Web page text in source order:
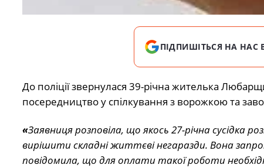
ПІДПИШІТЬСЯ НА НАС В
До поліції звернулася 39-річна жителька
посередництво у спілкування з ворожкою та
«Заявниця розповіла, що якось 27-річна сусідка
вирішити складні життєві негаразди. Вона
повідомила, що для оплати такої роботи